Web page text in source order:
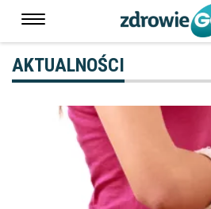
AKTUALNOŚCI